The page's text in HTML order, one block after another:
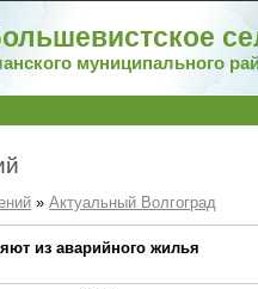
муниципального
»Актуальный Волгоград
из аварийного жилья